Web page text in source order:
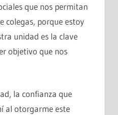
que nos permitan
colegas, porque estoy
unidad es la clave
objetivo que nos
la confianza que
al otorgarme este